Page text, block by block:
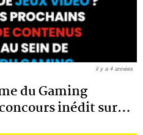
du Gaming
inédit sur…
il y a 4 années